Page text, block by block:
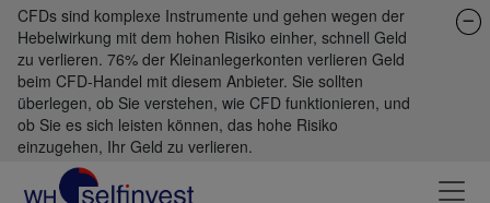
CFDs sind komplexe Instrumente und gehen wegen der
Hebelwirkung mit dem hohen Risiko einher, schnell Geld
zu verlieren. 76% der Kleinanlegerkonten verlieren Geld
beim CFD-Handel mit diesem Anbieter. Sie sollten
überlegen, ob Sie verstehen, wie CFD funktionieren, und
ob Sie es sich leisten können, das hohe Risiko
einzugehen, Ihr Geld zu verlieren.